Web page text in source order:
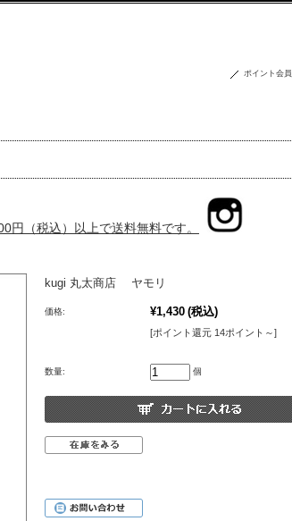
ポイント会員
円（税込）以上で送料無料です。
kugi 丸太商店 ヤモリ
価格: ¥1,430 (税込)
[ポイント還元 14ポイント～]
数量: 個